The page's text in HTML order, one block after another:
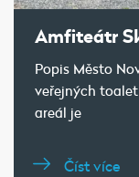
Amfiteátr
Popis Město
veřejných
areál je
Číst více